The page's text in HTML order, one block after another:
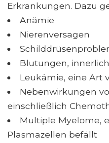
Erkrankungen. Dazu
Anämie
Nierenversagen
Blutungen,
Leukämie, eine Art
Nebenwirkungen
einschließlich
Multiple Myelome,
Plasmazellen befällt